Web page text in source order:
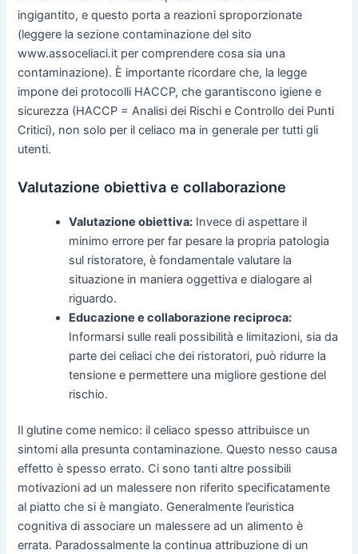
ingigantito, e questo porta a reazioni sproporzionate
(leggere la sezione contaminazione del sito
www.assoceliaci.it per comprendere cosa sia una
contaminazione). È importante ricordare che, la legge
impone dei protocolli HACCP, che garantiscono igiene e
sicurezza (HACCP = Analisi dei Rischi e Controllo dei Punti
Critici), non solo per il celiaco ma in generale per tutti gli
utenti.
Valutazione obiettiva e collaborazione
Valutazione obiettiva: Invece di aspettare il
minimo errore per far pesare la propria patologia
sul ristoratore, è fondamentale valutare la
situazione in maniera oggettiva e dialogare al
riguardo.
Educazione e collaborazione reciproca:
Informarsi sulle reali possibilità e limitazioni, sia da
parte dei celiaci che dei ristoratori, può ridurre la
tensione e permettere una migliore gestione del
rischio.
Il glutine come nemico: il celiaco spesso attribuisce un
sintomi alla presunta contaminazione. Questo nesso causa
effetto è spesso errato. Ci sono tanti altre possibili
motivazioni ad un malessere non riferito specificatamente
al piatto che si è mangiato. Generalmente l’euristica
cognitiva di associare un malessere ad un alimento è
errata. Paradossalmente la continua attribuzione di un